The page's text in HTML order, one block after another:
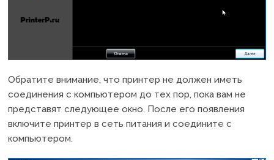
Обратите внимание, что принтер не должен иметь
соединения с компьютером до тех пор, пока вам не
представят следующее окно. После его появления
включите принтер в сеть питания и соедините с
компьютером.